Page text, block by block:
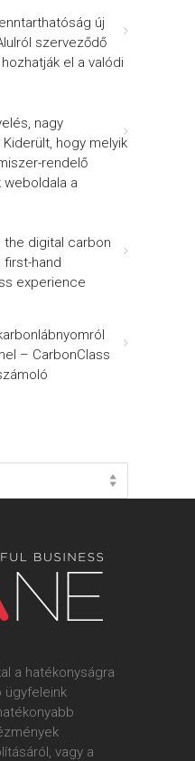
új
szerveződő
el a valódi
nagy
Kiderült, hogy melyik
rendelő
a
the digital carbon
hand
experience
– CarbonClass
a hatékonyságra
ügyfeleink
vagy a